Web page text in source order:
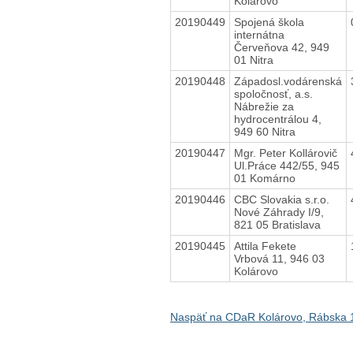
20190449
Spojená škola
internátna
Červeňova 42, 949
01 Nitra
20190448
Západosl.vodárenská
spoločnosť, a.s.
Nábrežie za
hydrocentrálou 4,
949 60 Nitra
20190447
Mgr. Peter Kollárovič
Ul.Práce 442/55, 945
01 Komárno
20190446
CBC Slovakia s.r.o.
Nové Záhrady I/9,
821 05 Bratislava
20190445
Attila Fekete
Vrbová 11, 946 03
Kolárovo
Naspäť na CDaR Kolárovo, Rábska